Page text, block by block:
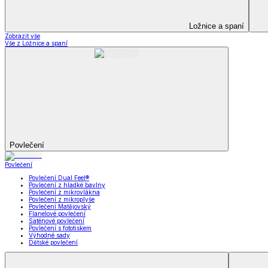
Kuchyňské zástěry a chňapky
Utěrky
Ubrusy a prostírání
Zobrazit vše
Vše z Kuchyňský a jídelní textil
Kuchyňské zástěry a chňapky
Utěrky
Ubrusy a prostírání